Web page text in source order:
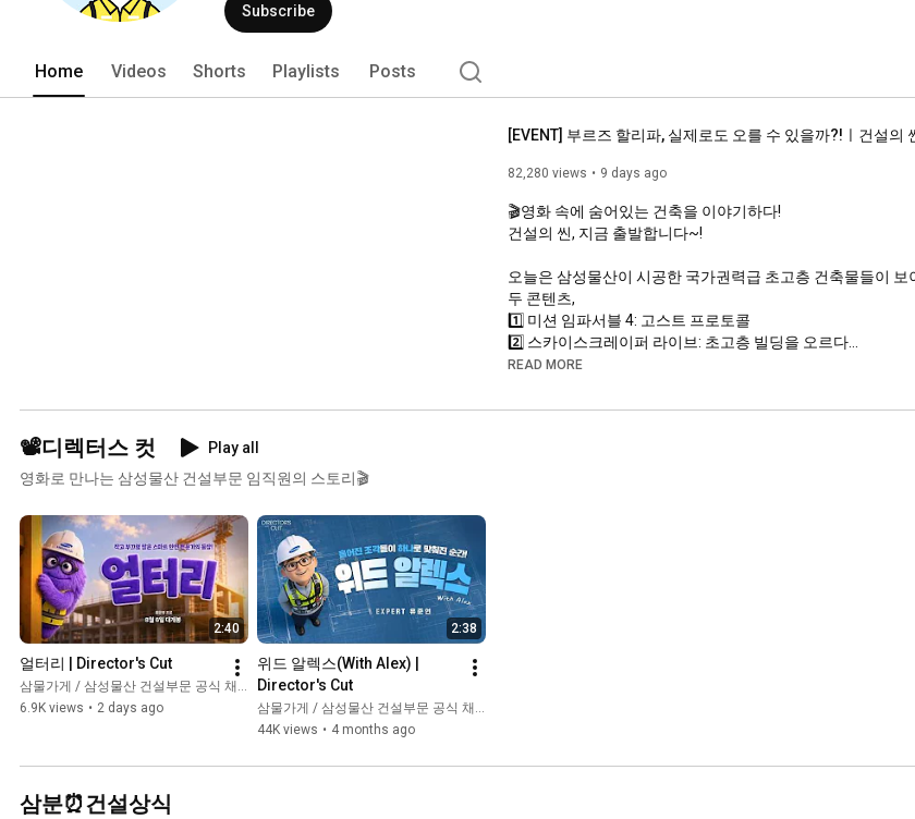
Subscribe
Home Videos Shorts Playlists Posts
82,280 views 9 days ago
🎬영화 속에 숨어있는 건축을 이야기하다!
건설의 씬, 지금 출발합니다~!
오늘은 삼성물산이 시공한 국가권력급 초고층 건축물들이 보
두 콘텐츠,
1️⃣ 미션 임파서블 4: 고스트 프로토콜
2️⃣ 스카이스크레이퍼 라이브: 초고층 빌딩을 오르다
속으로 건축물 여행 떠나봅니다! ✈️
영화 소개 전문가 김경식,
READ MORE
📽️디렉터스 컷
Play all
영화로 만나는 삼성물산 건설부문 임직원의 스토리🎬
2:40
얼터리 | Director's Cut
삼물가게 / 삼성물산 건설부문 공식 채널
6.9K views • 2 days ago
2:38
위드 알렉스(With Alex) |
Director's Cut
삼물가게 / 삼성물산 건설부문 공식 채널
44K views • 4 months ago
삼분⏰건설상식